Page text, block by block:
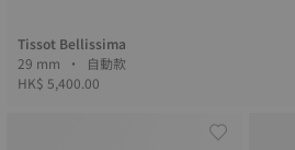
Tissot Bellissima
29 mm • 自動款
HK$ 5,400.00